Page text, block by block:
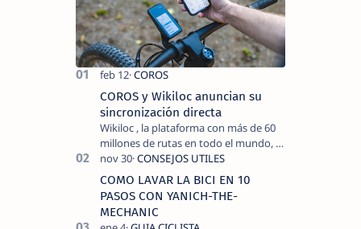
COROS y Wikiloc anuncian su
sincronización directa
Wikiloc , la plataforma con más de 60
millones de rutas en todo el mundo, y
COROS , marca de dispositivos GPS
reconocida mundialmente por su
tecnolo…
COMO LAVAR LA BICI EN 10
PASOS CON YANICH-THE-
MECHANIC